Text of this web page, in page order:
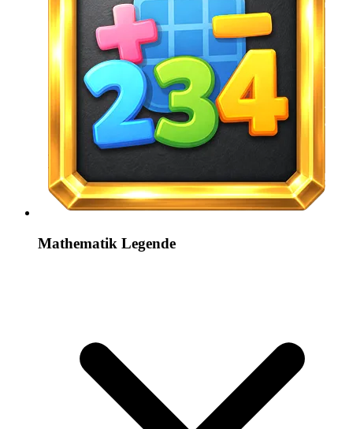
Mathematik Legende